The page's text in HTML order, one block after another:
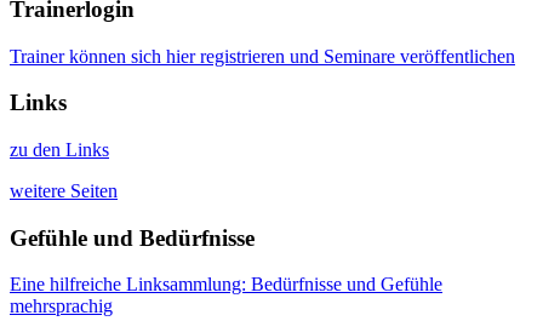
Trainerlogin
Trainer können sich hier registrieren und Seminare veröffentlichen
Links
zu den Links
weitere Seiten
Gefühle und Bedürfnisse
Eine hilfreiche Linksammlung: Bedürfnisse und Gefühle
mehrsprachig